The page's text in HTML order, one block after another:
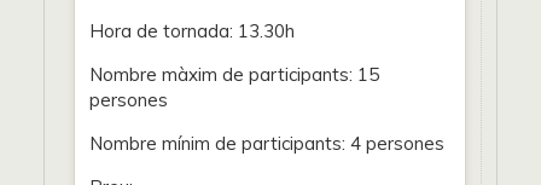
Hora de tornada: 13.30h
Nombre màxim de participants: 15
persones
Nombre mínim de participants: 4 persones